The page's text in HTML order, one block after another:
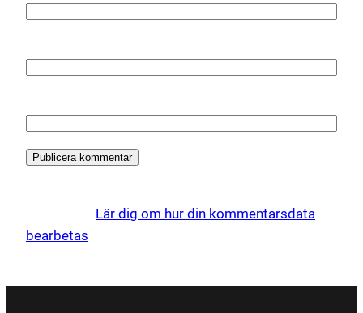
Lär dig om hur din kommentarsdata
bearbetas